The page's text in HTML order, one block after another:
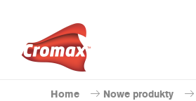
Home Nowe produkty